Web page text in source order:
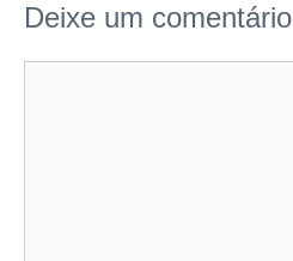
Deixe um comentário